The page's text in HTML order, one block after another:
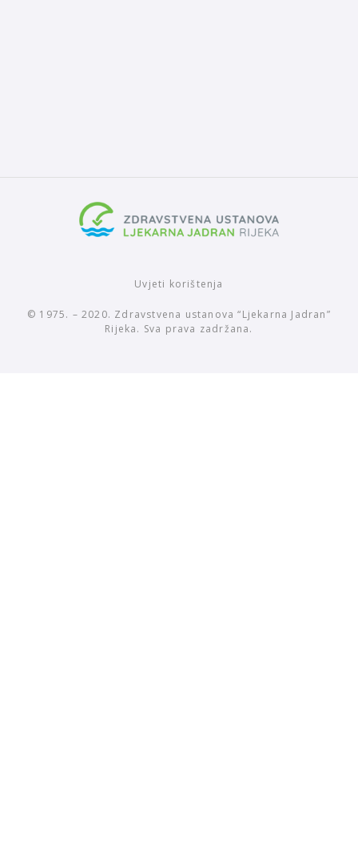
Uvjeti korištenja
© 1975. – 2020. Zdravstvena ustanova “Ljekarna Jadran”
Rijeka. Sva prava zadržana.